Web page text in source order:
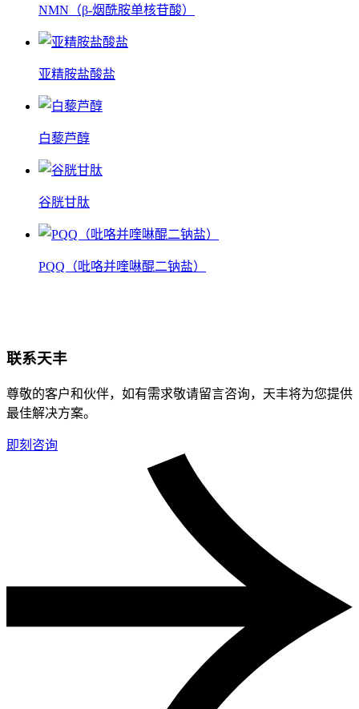
NMN（β-烟酰胺单核苷酸）
亚精胺盐酸盐
白藜芦醇
谷胱甘肽
PQQ（吡咯并喹啉醌二钠盐）
联系天丰
尊敬的客户和伙伴，如有需求敬请留言咨询，天丰将为您提供
最佳解决方案。
即刻咨询